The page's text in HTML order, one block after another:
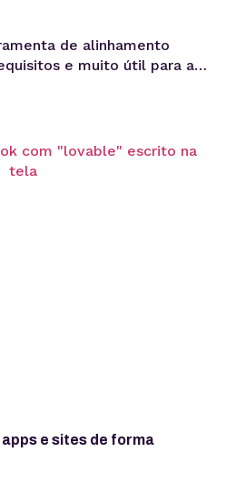
de alinhamento
e muito útil para a
arquitetura da
No desenvolvimento de
tomadas nas primeiras
e sites de forma